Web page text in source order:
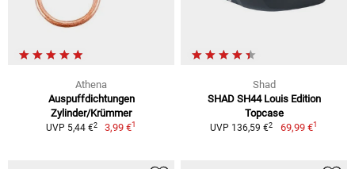
Athena
Auspuffdichtungen
Zylinder/Krümmer
UVP 5,44 €2 3,99 €1
Shad
SHAD SH44 Louis Edition
Topcase
UVP 136,59 €2 69,99 €1